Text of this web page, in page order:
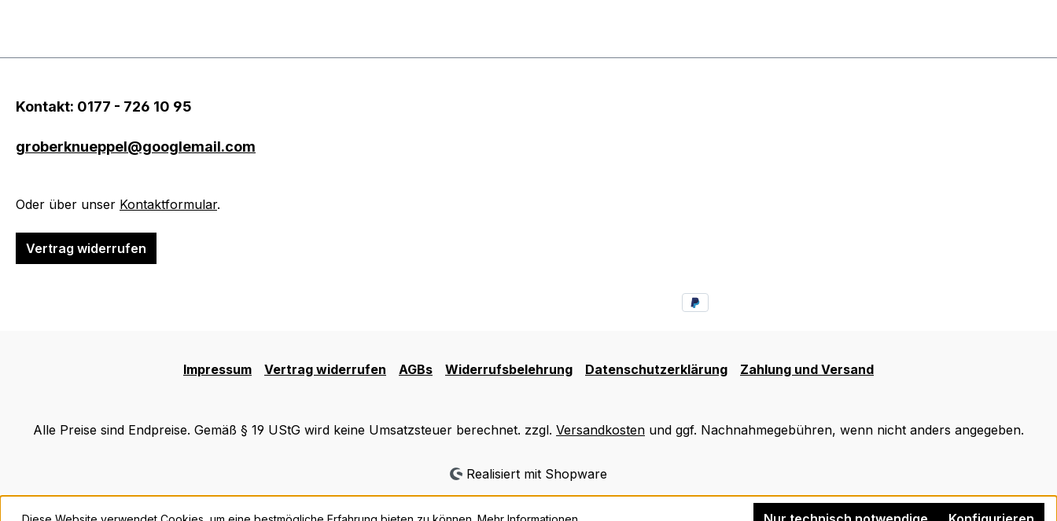
Kontakt: 0177 - 726 10 95
groberknueppel@googlemail.com
Oder über unser Kontaktformular.
Vertrag widerrufen
Impressum Vertrag widerrufen AGBs Widerrufsbelehrung Datenschutzerklärung Zahlung und Versand
Alle Preise sind Endpreise. Gemäß § 19 UStG wird keine Umsatzsteuer berechnet. zzgl. Versandkosten und ggf. Nachnahmegebühren, wenn nicht anders angegeben.
Realisiert mit Shopware